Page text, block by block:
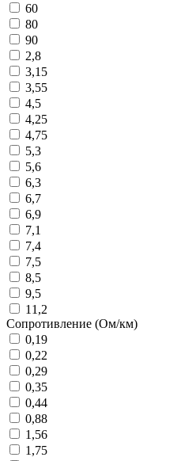
60
80
90
2,8
3,15
3,55
4,5
4,25
4,75
5,3
5,6
6,3
6,7
6,9
7,1
7,4
7,5
8,5
9,5
11,2
Сопротивление (Ом/км)
0,19
0,22
0,29
0,35
0,44
0,88
1,56
1,75